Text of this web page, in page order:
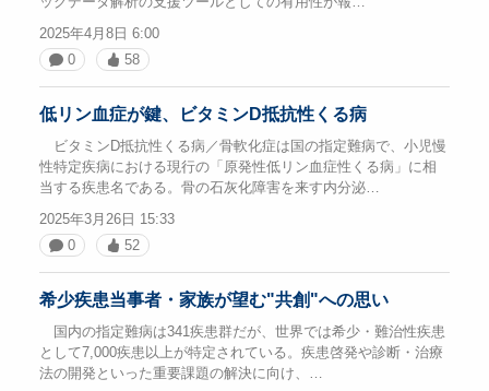
2025年4月8日 6:00
0
58
低リン血症が鍵、ビタミンD抵抗性くる病
ビタミンD抵抗性くる病／骨軟化症は国の指定難病で、小児慢
性特定疾病における現行の「原発性低リン血症性くる病」に相
当する疾患名である。骨の石灰化障害を来す内分泌…
2025年3月26日 15:33
0
52
希少疾患当事者・家族が望む"共創"への思い
国内の指定難病は341疾患群だが、世界では希少・難治性疾患
として7,000疾患以上が特定されている。疾患啓発や診断・治療
法の開発といった重要課題の解決に向け、…